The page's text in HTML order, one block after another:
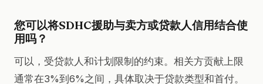
您可以将SDHC援助与卖方或贷款人信用结合使
用吗？
可以，受贷款人和计划限制的约束。相关方贡献上限
通常在3%到6%之间，具体取决于贷款类型和首付。